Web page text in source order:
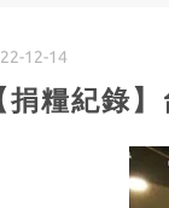
12-14
捐糧紀錄